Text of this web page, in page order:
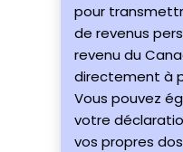
pour
de revenus
revenu du
directement à
Vous pouvez
votre
vos propres